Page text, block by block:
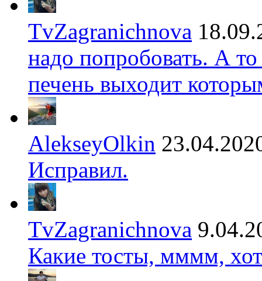
TvZagranichnova
надо попробовать. А
печень выходит
AlekseyOlkin
Исправил.
TvZagranichnova
Какие тосты, мммм,